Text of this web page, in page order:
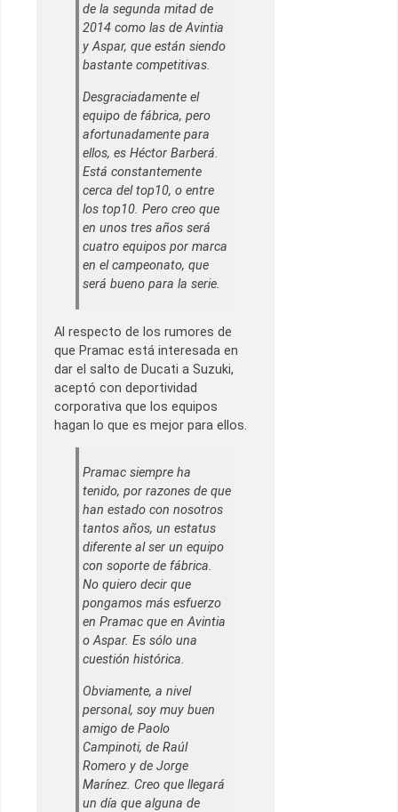
de la segunda mitad de
2014 como las de Avintia
y Aspar, que están siendo
bastante competitivas.
Desgraciadamente el
equipo de fábrica, pero
afortunadamente para
ellos, es Héctor Barberá.
Está constantemente
cerca del top10, o entre
los top10. Pero creo que
en unos tres años será
cuatro equipos por marca
en el campeonato, que
será bueno para la serie.
Al respecto de los rumores de
que Pramac está interesada en
dar el salto de Ducati a Suzuki,
aceptó con deportividad
corporativa que los equipos
hagan lo que es mejor para ellos.
Pramac siempre ha
tenido, por razones de que
han estado con nosotros
tantos años, un estatus
diferente al ser un equipo
con soporte de fábrica.
No quiero decir que
pongamos más esfuerzo
en Pramac que en Avintia
o Aspar. Es sólo una
cuestión histórica.
Obviamente, a nivel
personal, soy muy buen
amigo de Paolo
Campinoti, de Raúl
Romero y de Jorge
Marínez. Creo que llegará
un día que alguna de